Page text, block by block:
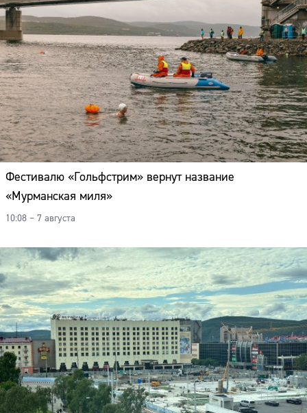
Фестивалю «Гольфстрим» вернут название
«Мурманская миля»
10:08 – 7 августа